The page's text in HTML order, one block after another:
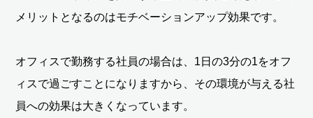
メリットとなるのはモチベーションアップ効果です。
オフィスで勤務する社員の場合は、1日の3分の1をオフ
ィスで過ごすことになりますから、その環境が与える社
員への効果は大きくなっています。